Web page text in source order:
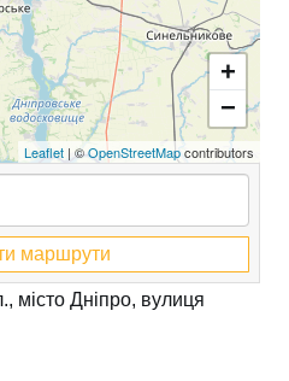
+
−
Leaflet | ©OpenStreetMapcontributors
маршрути
місто Дніпро, вулиця